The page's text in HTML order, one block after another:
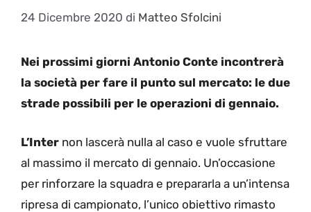
24 Dicembre 2020 di Matteo Sfolcini
Nei prossimi giorni Antonio Conte incontrerà
la società per fare il punto sul mercato: le due
strade possibili per le operazioni di gennaio.
L’Inter non lascerà nulla al caso e vuole sfruttare
al massimo il mercato di gennaio. Un’occasione
per rinforzare la squadra e prepararla a un’intensa
ripresa di campionato, l’unico obiettivo rimasto